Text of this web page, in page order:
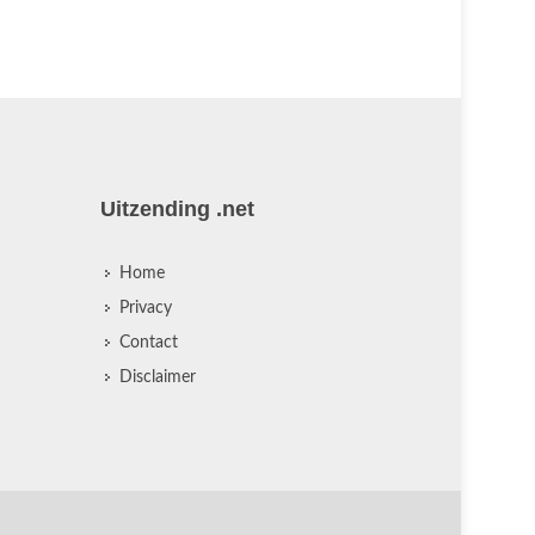
Uitzending .net
Home
Privacy
Contact
Disclaimer